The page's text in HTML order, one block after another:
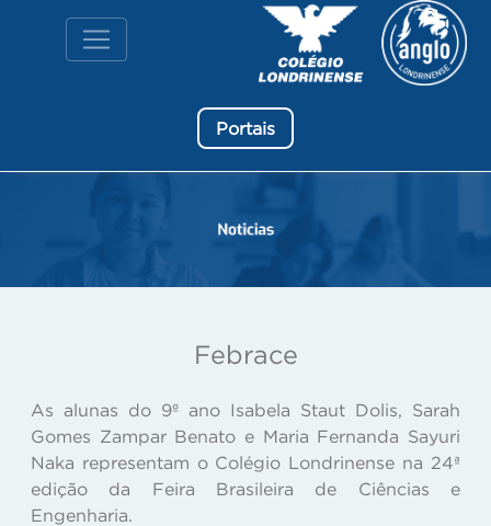
Portais
Febrace
As alunas do 9º ano Isabela Staut Dolis, Sarah
Gomes Zampar Benato e Maria Fernanda Sayuri
Naka representam o Colégio Londrinense na 24ª
edição da Feira Brasileira de Ciências e
Engenharia.